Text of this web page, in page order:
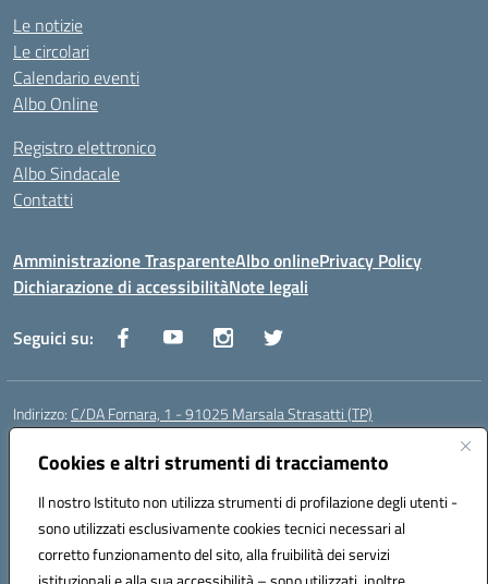
Cookies e altri strumenti di tracciamento
Il nostro Istituto non utilizza strumenti di profilazione degli utenti -
sono utilizzati esclusivamente cookies tecnici necessari al
corretto funzionamento del sito, alla fruibilità dei servizi
Le notizie
Le circolari
Calendario eventi
Albo Online
Registro elettronico
Albo Sindacale
Contatti
Amministrazione TrasparenteAlbo onlinePrivacy Policy
Dichiarazione di accessibilitàNote legali
Seguici su:
Indirizzo: C/DA Fornara, 1 - 91025 Marsala Strasatti (TP)
Centralino:
Posta elettronica certificata (PEC):tpic81600v@pec.istruzione.it
Codice fiscale: 82006360810
Codice meccanografico:TPIC81600V
Codice Indice delle Pubbliche Amministrazioni (IPA): istsc_tpic81600v
Codice unico di fatturazione (CUF): UFODYY